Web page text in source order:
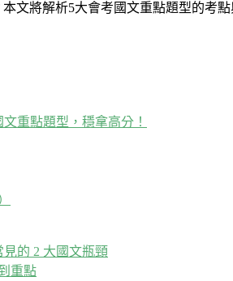
文將解析5大會考國文重點題型的考
重點題型，穩拿高分！
的 2 大國文瓶頸
重點